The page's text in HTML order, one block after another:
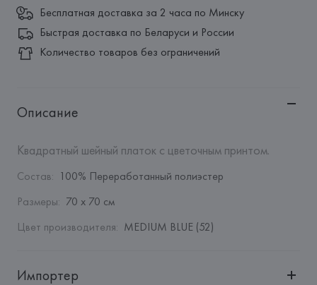
Бесплатная доставка за 2 часа по Минску
Быстрая доставка по Беларуси и России
Количество товаров без ограничений
Описание
Квадратный шейный платок с цветочным принтом.
Состав: 100% Переработанный полиэстер
Размеры: 70 x 70 см
Цвет производителя: MEDIUM BLUE (52)
Импортер